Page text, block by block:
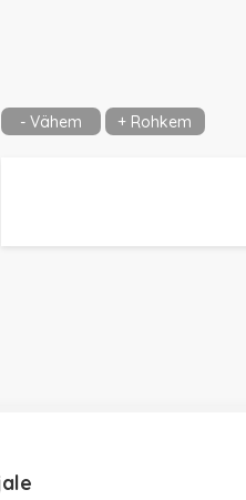
- Vähem + Rohkem